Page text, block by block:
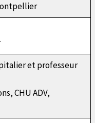
et professeur
CHU ADV,